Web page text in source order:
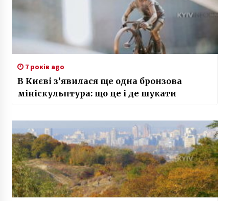
7 років ago
В Києві з’явилася ще одна бронзова
мініскульптура: що це і де шукати